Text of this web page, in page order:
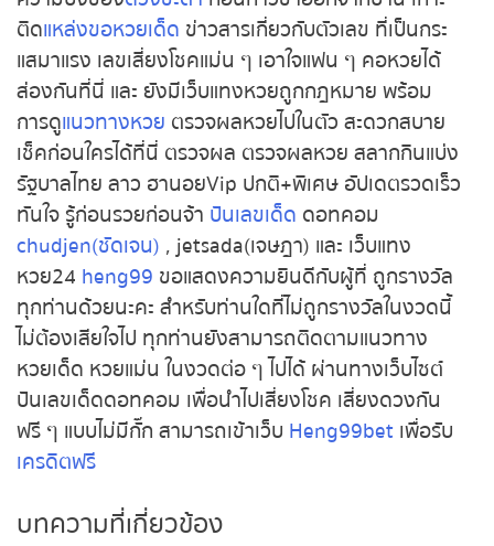
ติดแหล่งขอหวยเด็ด ข่าวสารเกี่ยวกับตัวเลข ที่เป็นกระ
แสมาแรง เลขเสี่ยงโชคแม่น ๆ เอาใจแฟน ๆ คอหวยได้
ส่องกันที่นี่ และ ยังมีเว็บแทงหวยถูกกฎหมาย พร้อม
การดูแนวทางหวย ตรวจผลหวยไปในตัว สะดวกสบาย
เช็คก่อนใครได้ที่นี่ ตรวจผล ตรวจผลหวย สลากกินแบ่ง
รัฐบาลไทย ลาว ฮานอยVip ปกติ+พิเศษ อัปเดตรวดเร็ว
ทันใจ รู้ก่อนรวยก่อนจ้า ปันเลขเด็ด ดอทคอม
chudjen(ชัดเจน) , jetsada(เจษฎา) และ เว็บแทง
หวย24 heng99 ขอแสดงความยินดีกับผู้ที่ ถูกรางวัล
ทุกท่านด้วยนะคะ สำหรับท่านใดที่ไม่ถูกรางวัลในงวดนี้
ไม่ต้องเสียใจไป ทุกท่านยังสามารถติดตามแนวทาง
หวยเด็ด หวยแม่น ในงวดต่อ ๆ ไปได้ ผ่านทางเว็บไซต์
ปันเลขเด็ดดอทคอม เพื่อนำไปเสี่ยงโชค เสี่ยงดวงกัน
ฟรี ๆ แบบไม่มีกั๊ก สามารถเข้าเว็บ Heng99bet เพื่อรับ
เครดิตฟรี
บทความที่เกี่ยวข้อง